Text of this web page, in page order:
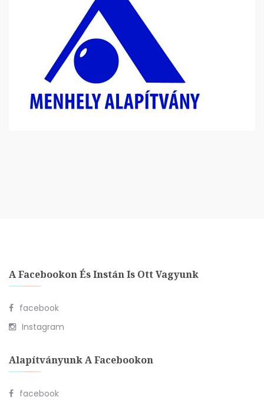
A Facebookon És Instán Is Ott Vagyunk
facebook
Instagram
Alapítványunk A Facebookon
facebook